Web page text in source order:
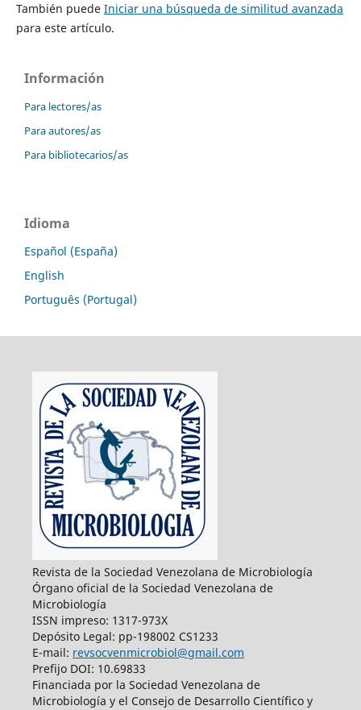
También puede Iniciar una búsqueda de similitud avanzada
para este artículo.
Información
Para lectores/as
Para autores/as
Para bibliotecarios/as
Idioma
Español (España)
English
Português (Portugal)
Revista de la Sociedad Venezolana de Microbiología
Órgano oficial de la Sociedad Venezolana de
Microbiología
ISSN impreso: 1317-973X
Depósito Legal: pp-198002 CS1233
E-mail: revsocvenmicrobiol@gmail.com
Prefijo DOI: 10.69833
Financiada por la Sociedad Venezolana de
Microbiología y el Consejo de Desarrollo Científico y